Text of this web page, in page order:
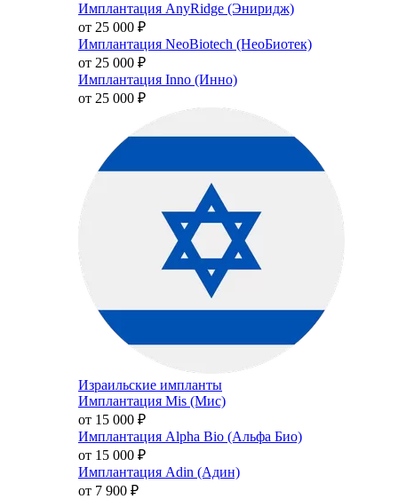
Имплантация AnyRidge (Эниридж)
от 25 000 ₽
Имплантация NeoBiotech (НеоБиотек)
от 25 000 ₽
Имплантация Inno (Инно)
от 25 000 ₽
Израильские импланты
Имплантация Mis (Мис)
от 15 000 ₽
Имплантация Alpha Bio (Альфа Био)
от 15 000 ₽
Имплантация Adin (Адин)
от 7 900 ₽